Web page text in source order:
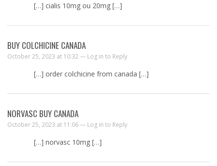
[…] cialis 10mg ou 20mg […]
BUY COLCHICINE CANADA
October 25, 2023 at 10:32 — Log in to Reply
[…] order colchicine from canada […]
NORVASC BUY CANADA
October 25, 2023 at 11:06 — Log in to Reply
[…] norvasc 10mg […]